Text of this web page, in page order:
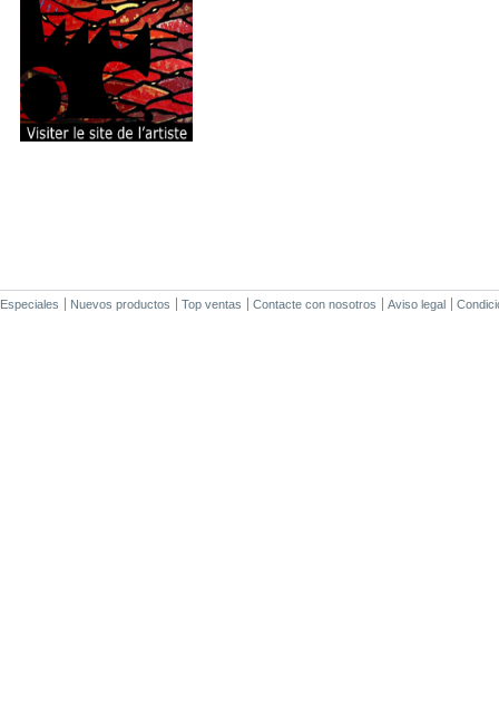
Especiales Nuevos productos Top ventas Contacte con nosotros Aviso legal